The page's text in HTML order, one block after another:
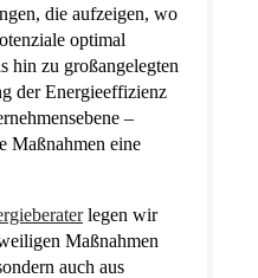
die aufzeigen, wo
optimal
hin zu großangelegten
der Energieeffizienz
–
Maßnahmen eine
legen wir
Maßnahmen
auch aus